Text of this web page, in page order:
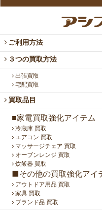
ご利用方法
３つの買取方法
出張買取
宅配買取
買取品目
■家電買取強化アイテム
冷蔵庫 買取
エアコン 買取
マッサージチェア 買取
オーブンレンジ 買取
炊飯器 買取
■その他の買取強化アイ
アウトドア用品 買取
家具 買取
ブランド品 買取